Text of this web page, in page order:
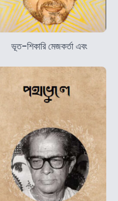
ভূত-শিকারি মেজকর্তা এবং